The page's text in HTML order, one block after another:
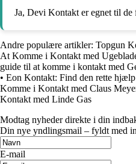
Ja, Devi Kontakt er egnet til de
Andre populære artikler: Topgun
At Komme i Kontakt med
guide til at komme i kontakt med
• Eon Kontakt: Find den rette
Komme i Kontakt med Claus
Kontakt med Linde Gas
Modtag nyheder direkte i din
Din nye yndlingsmail – fyldt med
E-mail